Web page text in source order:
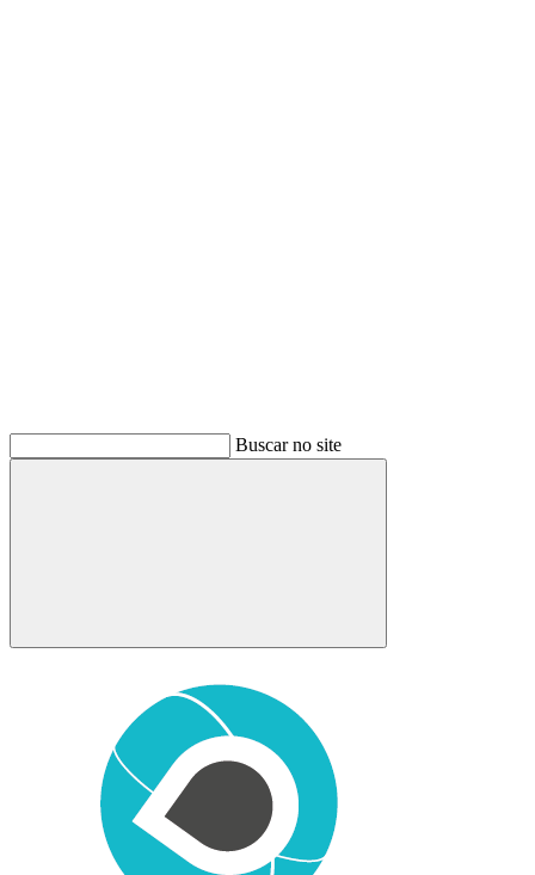
Buscar no site
Buscar